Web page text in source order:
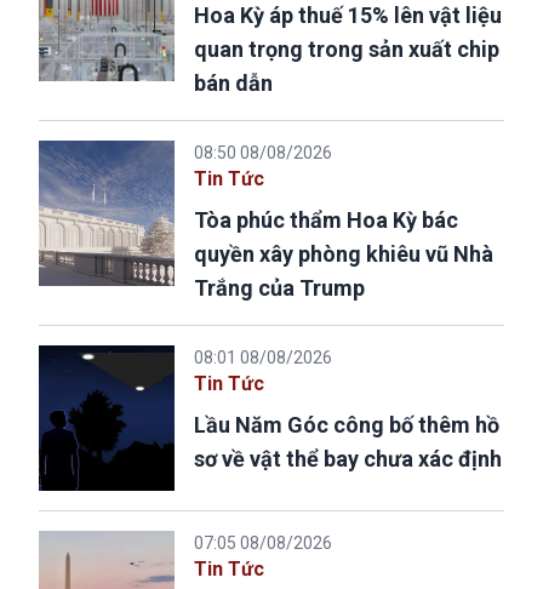
Hoa Kỳ áp thuế 15% lên vật liệu
quan trọng trong sản xuất chip
bán dẫn
08:50 08/08/2026
Tin Tức
Tòa phúc thẩm Hoa Kỳ bác
quyền xây phòng khiêu vũ Nhà
Trắng của Trump
08:01 08/08/2026
Tin Tức
Lầu Năm Góc công bố thêm hồ
sơ về vật thể bay chưa xác định
07:05 08/08/2026
Tin Tức